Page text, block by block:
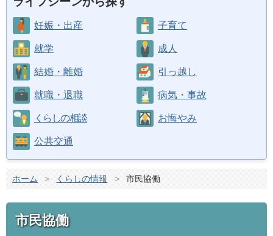
妊娠・出産 子育て
就学 成人
結婚・離婚 引っ越し
就職・退職 病気・事故
くらしの相談 お悔やみ
公共交通
ホーム > くらしの情報 > 市民協働
市民協働